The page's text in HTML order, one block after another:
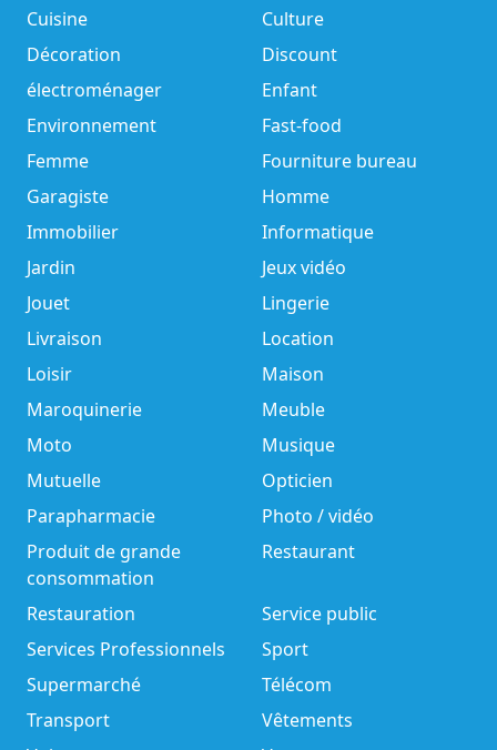
Cuisine
Culture
Décoration
Discount
électroménager
Enfant
Environnement
Fast-food
Femme
Fourniture bureau
Garagiste
Homme
Immobilier
Informatique
Jardin
Jeux vidéo
Jouet
Lingerie
Livraison
Location
Loisir
Maison
Maroquinerie
Meuble
Moto
Musique
Mutuelle
Opticien
Parapharmacie
Photo / vidéo
Produit de grande
consommation
Restaurant
Restauration
Service public
Services Professionnels
Sport
Supermarché
Télécom
Transport
Vêtements